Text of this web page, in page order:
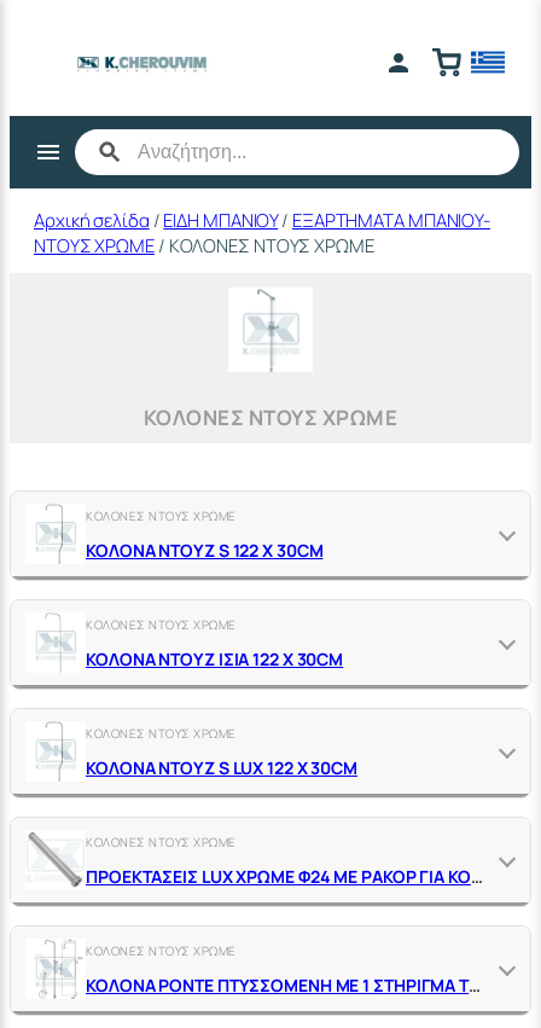
περιεχόμενο
Αρχική σελίδα /ΕΙΔΗ ΜΠΑΝΙΟΥ/ ΕΞΑΡΤΗΜΑΤΑ ΜΠΑΝΙΟΥ-
ΝΤΟΥΣ ΧΡΩΜΕ/ ΚΟΛΟΝΕΣ ΝΤΟΥΣ ΧΡΩΜΕ
ΚΟΛΟΝΕΣ ΝΤΟΥΣ ΧΡΩΜΕ
ΚΟΛΟΝΕΣ ΝΤΟΥΣ ΧΡΩΜΕ
ΚΟΛΟΝΑ ΝΤΟΥΖ S 122 X 30CM
ΚΟΛΟΝΕΣ ΝΤΟΥΣ ΧΡΩΜΕ
ΚΟΛΟΝΑ ΝΤΟΥΖ ΙΣΙΑ 122 X 30CM
ΚΟΛΟΝΕΣ ΝΤΟΥΣ ΧΡΩΜΕ
ΚΟΛΟΝΑ ΝΤΟΥΖ S LUX 122 X 30CM
ΚΟΛΟΝΕΣ ΝΤΟΥΣ ΧΡΩΜΕ
ΠΡΟΕΚΤΑΣΕΙΣ LUX ΧΡΩΜΕ Φ24 ΜΕ ΡΑΚΟΡ ΓΙΑ ΚΟΛΟΝΕΣ ΝΤΟΥΣ
ΚΟΛΟΝΕΣ ΝΤΟΥΣ ΧΡΩΜΕ
ΚΟΛΟΝΑ PONTE ΠΤΥΣΣΟΜΕΝΗ ΜΕ 1 ΣΤΗΡΙΓΜΑ ΤΟΙΧΟΥ & ΔΙΑΝΟΜΕΑ